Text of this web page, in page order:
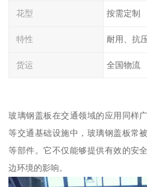
花型 按需定制
特性 耐用、抗
货运 全国物流
玻璃钢盖板在交通领域的应用同样
等交通基础设施中，玻璃钢盖板常
等部件。它不仅能够提供有效的安
边环境的影响。